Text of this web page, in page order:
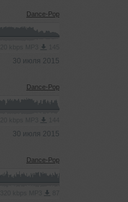
Dance-Pop
30 июля 2015
Dance-Pop
30 июля 2015
Dance-Pop